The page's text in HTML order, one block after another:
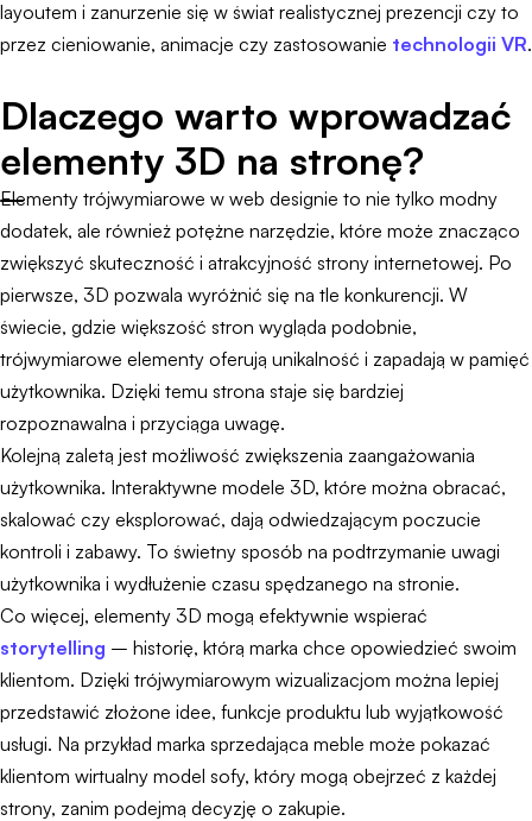
layoutem i zanurzenie się w świat realistycznej prezencji czy to
przez cieniowanie, animacje czy zastosowanie technologii VR.
Dlaczego warto wprowadzać
elementy 3D na stronę?
Elementy trójwymiarowe w web designie to nie tylko modny
dodatek, ale również potężne narzędzie, które może znacząco
zwiększyć skuteczność i atrakcyjność strony internetowej. Po
pierwsze, 3D pozwala wyróżnić się na tle konkurencji. W
świecie, gdzie większość stron wygląda podobnie,
trójwymiarowe elementy oferują unikalność i zapadają w pamięć
użytkownika. Dzięki temu strona staje się bardziej
rozpoznawalna i przyciąga uwagę.
Kolejną zaletą jest możliwość zwiększenia zaangażowania
użytkownika. Interaktywne modele 3D, które można obracać,
skalować czy eksplorować, dają odwiedzającym poczucie
kontroli i zabawy. To świetny sposób na podtrzymanie uwagi
użytkownika i wydłużenie czasu spędzanego na stronie.
Co więcej, elementy 3D mogą efektywnie wspierać
storytelling – historię, którą marka chce opowiedzieć swoim
klientom. Dzięki trójwymiarowym wizualizacjom można lepiej
przedstawić złożone idee, funkcje produktu lub wyjątkowość
usługi. Na przykład marka sprzedająca meble może pokazać
klientom wirtualny model sofy, który mogą obejrzeć z każdej
strony, zanim podejmą decyzję o zakupie.